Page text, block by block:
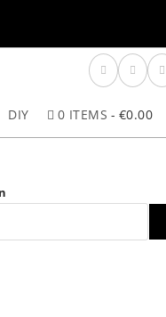
DIY 0 ITEMS €0.00